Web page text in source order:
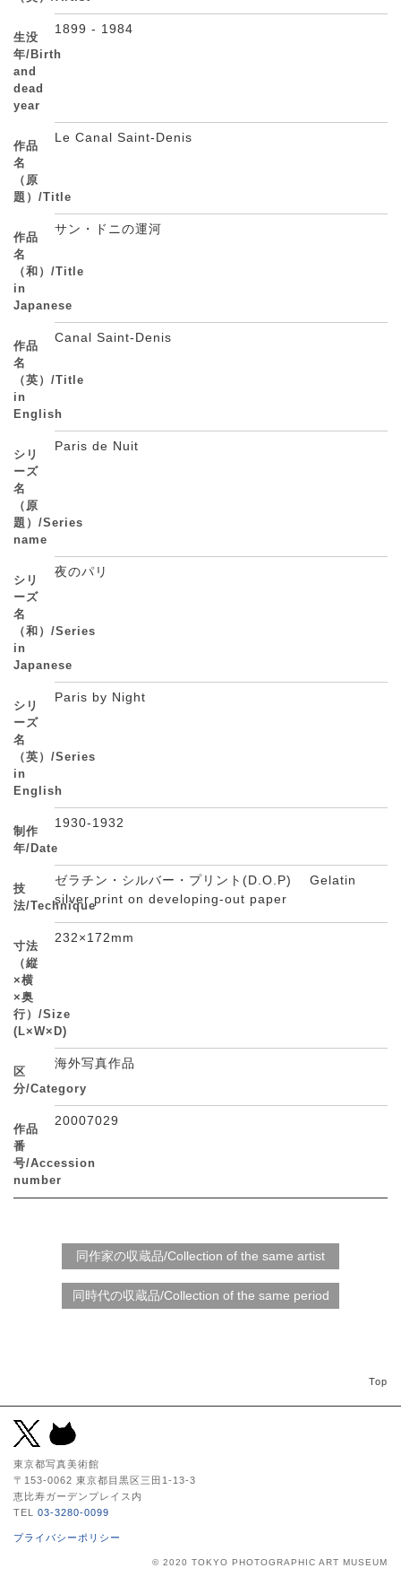
生没
年/Birth
and
dead
year
1899 - 1984
作品
名
（原
題）/Title
Le Canal Saint-Denis
作品
名
（和）/Title
in
Japanese
サン・ドニの運河
作品
名
（英）/Title
in
English
Canal Saint-Denis
シリ
ーズ
名
（原
題）/Series
name
Paris de Nuit
シリ
ーズ
名
（和）/Series
in
Japanese
夜のパリ
シリ
ーズ
名
（英）/Series
in
English
Paris by Night
制作
年/Date
1930-1932
技
法/Technique
ゼラチン・シルバー・プリント(D.O.P) Gelatin
silver print on developing-out paper
寸法
（縦
×横
×奥
行）/Size
(L×W×D)
232×172mm
区
分/Category
海外写真作品
作品
番
号/Accession
number
20007029
Top
東京都写真美術館
〒153-0062 東京都目黒区三田1-13-3
恵比寿ガーデンプレイス内
TEL 03-3280-0099
プライバシーポリシー
© 2020 TOKYO PHOTOGRAPHIC ART MUSEUM